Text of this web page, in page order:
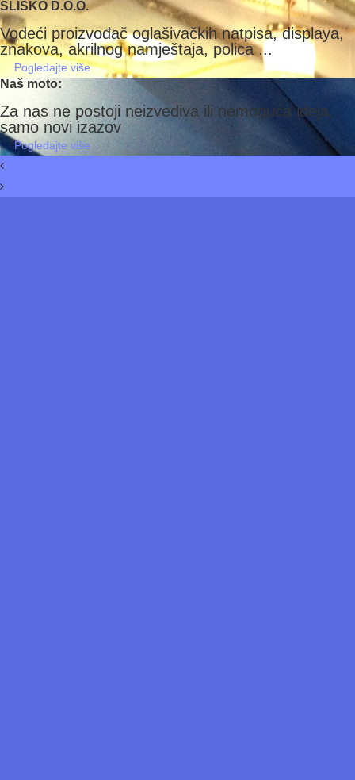
SLIŠKO D.O.O.
Vodeći proizvođač oglašivačkih natpisa, displaya,
znakova, akrilnog namještaja, polica ...
Pogledajte više
Naš moto:
Za nas ne postoji neizvediva ili nemoguća ideja,
samo novi izazov
Pogledajte više